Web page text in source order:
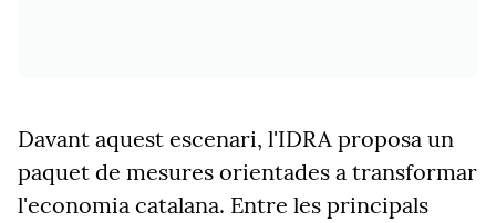
Davant aquest escenari, l'IDRA proposa un
paquet de mesures orientades a transformar
l'economia catalana. Entre les principals